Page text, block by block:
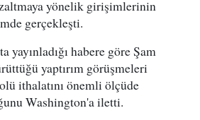
yönelik girişimlerinin
gerçekleşti.
yayınladığı habere göre Şam
yaptırım görüşmeleri
ithalatını önemli ölçüde
Washington'a iletti.